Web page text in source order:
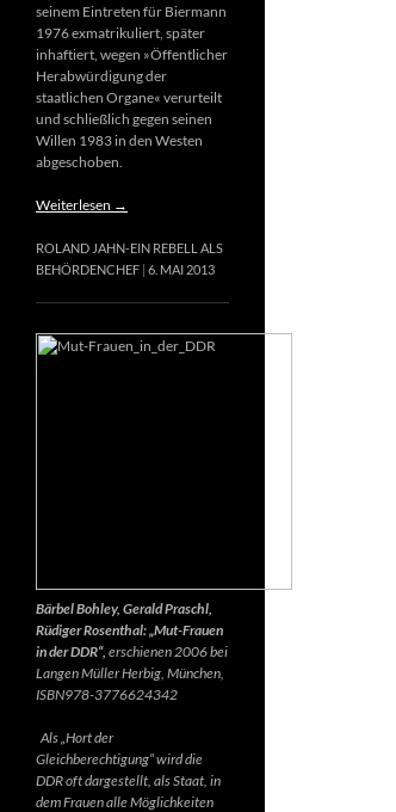
seinem Eintreten für Biermann
1976 exmatrikuliert, später
inhaftiert, wegen »Öffentlicher
Herabwürdigung der
staatlichen Organe« verurteilt
und schließlich gegen seinen
Willen 1983 in den Westen
abgeschoben.
Weiterlesen →
ROLAND JAHN-EIN REBELL ALS
BEHÖRDENCHEF 6. MAI 2013
Bärbel Bohley, Gerald Praschl,
Rüdiger Rosenthal: „Mut-Frauen
in der DDR“, erschienen 2006 bei
Langen Müller Herbig, München,
ISBN978-3776624342
Als „Hort der
Gleichberechtigung“ wird die
DDR oft dargestellt, als Staat, in
dem Frauen alle Möglichkeiten